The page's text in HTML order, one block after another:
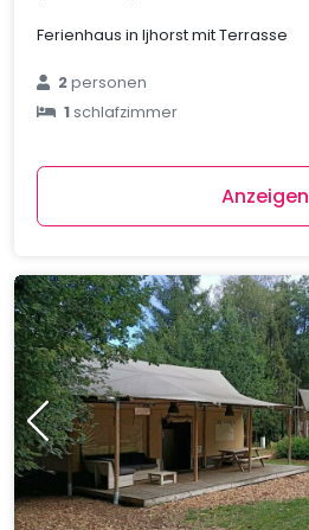
Ferienhaus in Ijhorst mit Terrasse
2personen
1schlafzimmer
Anzeigen